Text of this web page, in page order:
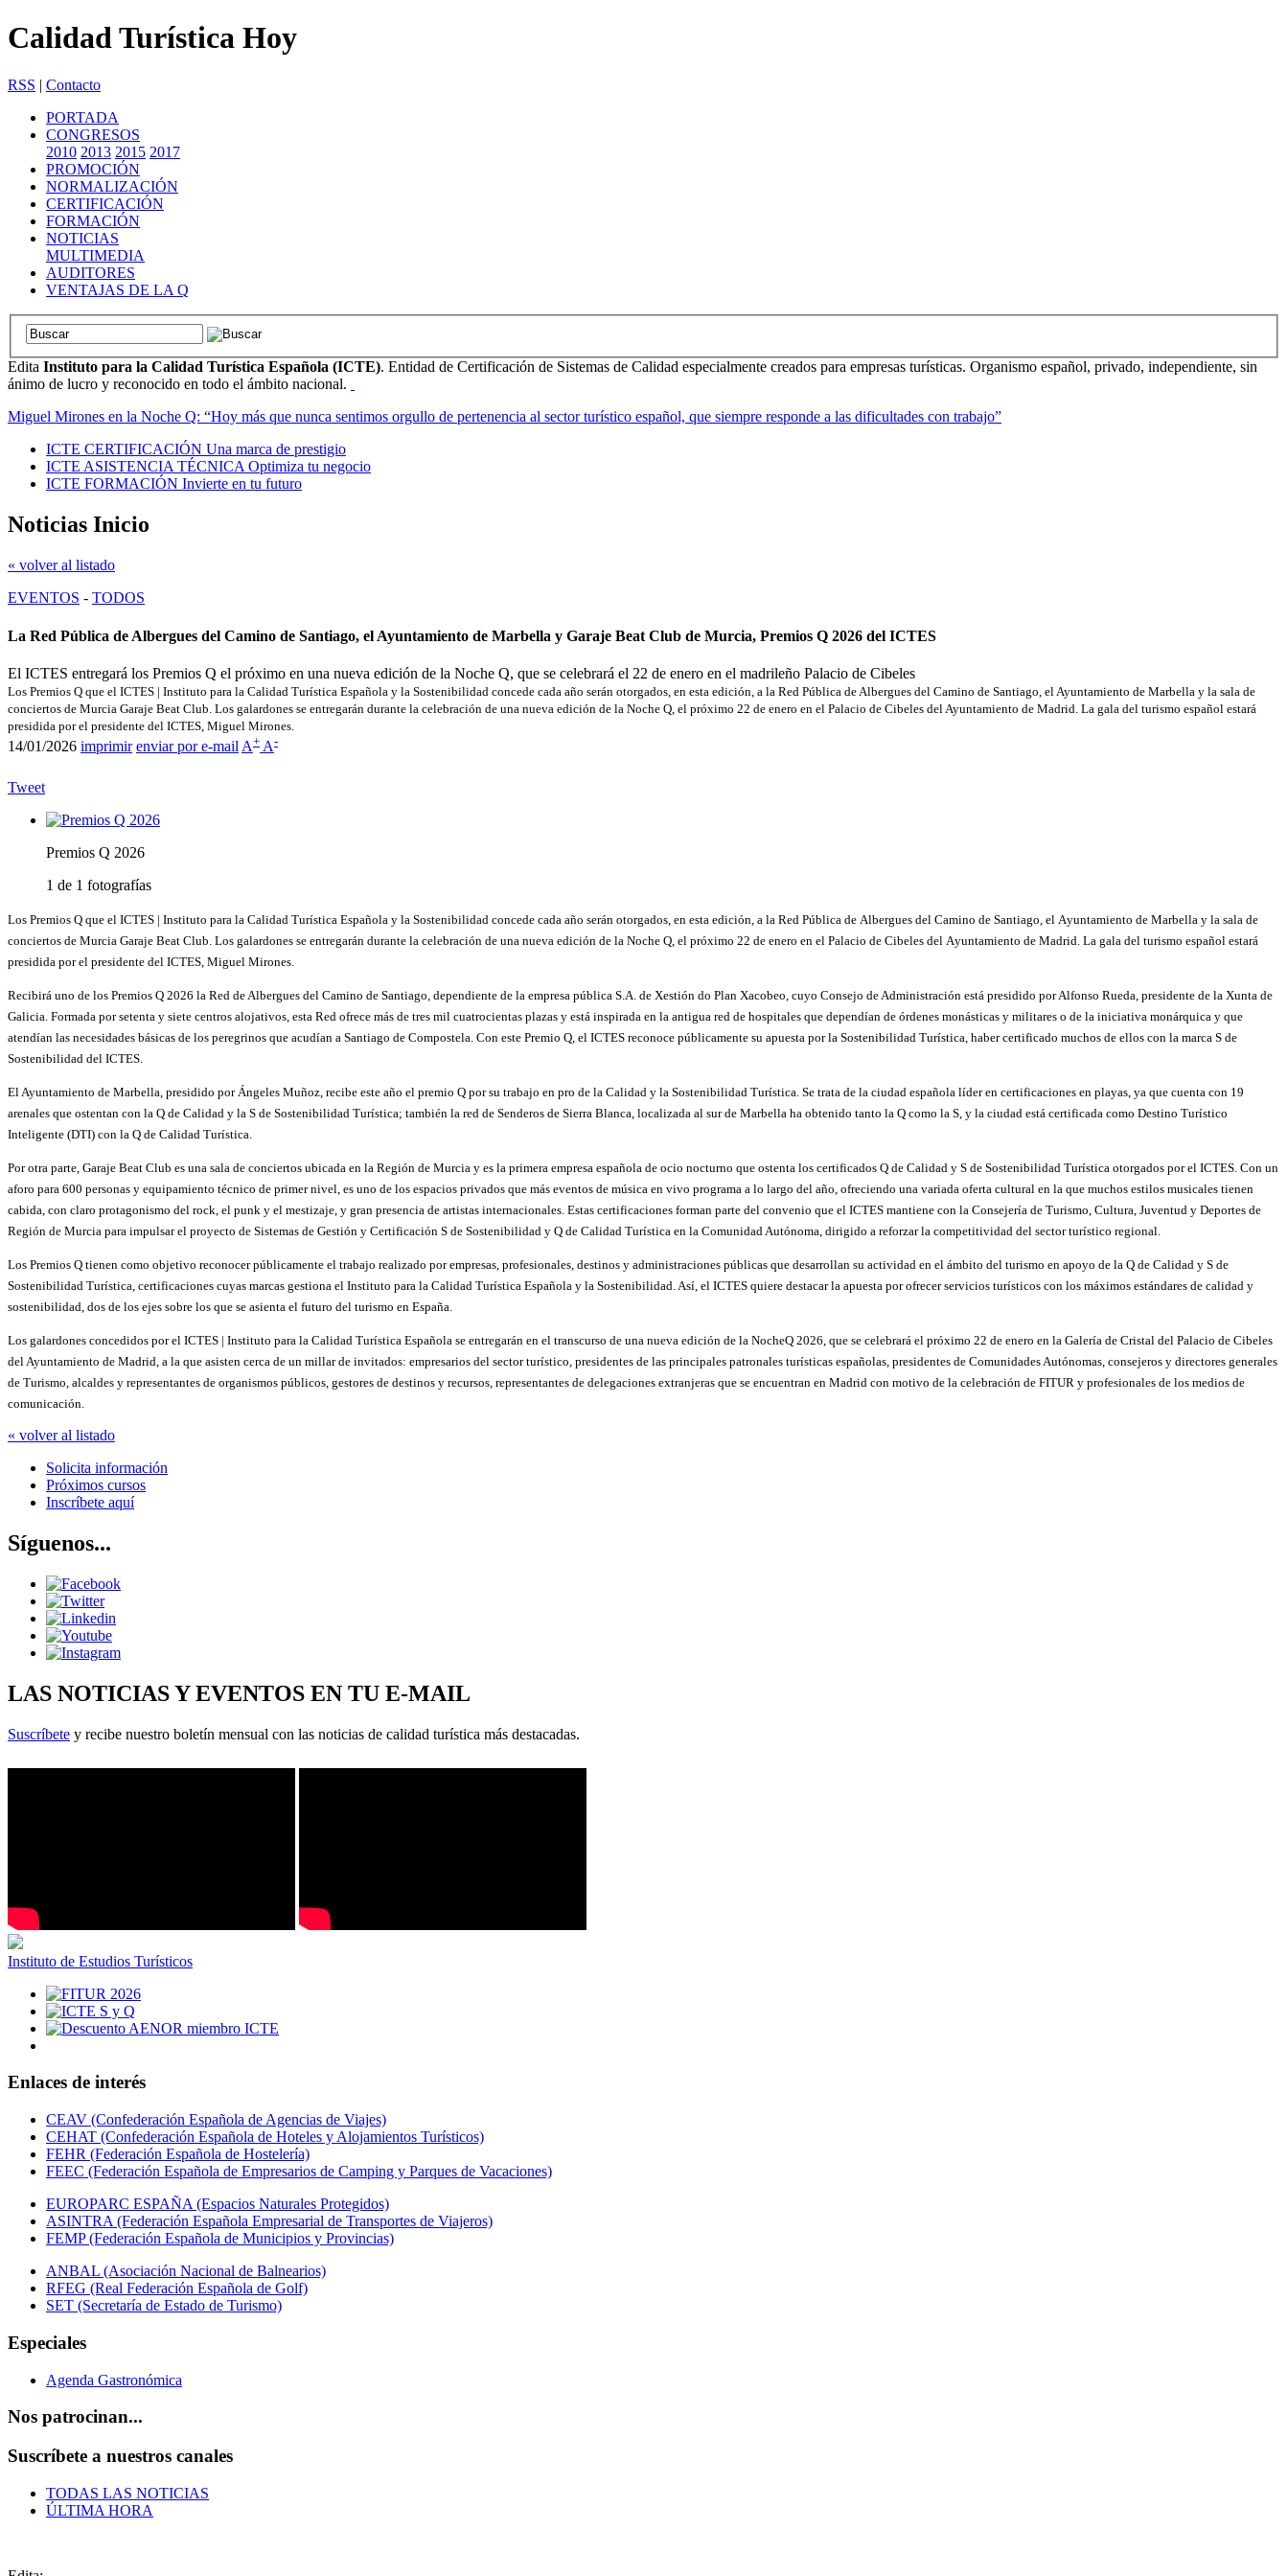
Calidad Turística Hoy
RSS | Contacto
PORTADA
CONGRESOS
2010 2013 2015 2017
PROMOCIÓN
NORMALIZACIÓN
CERTIFICACIÓN
FORMACIÓN
NOTICIAS
MULTIMEDIA
AUDITORES
VENTAJAS DE LA Q
Edita Instituto para la Calidad Turística Española (ICTE). Entidad de Certificación de Sistemas de Calidad especialmente creados para empresas turísticas. Organismo español, privado, independiente, sin
ánimo de lucro y reconocido en todo el ámbito nacional.
Miguel Mirones en la Noche Q: “Hoy más que nunca sentimos orgullo de pertenencia al sector turístico español, que siempre responde a las dificultades con trabajo”
ICTE CERTIFICACIÓN Una marca de prestigio
ICTE ASISTENCIA TÉCNICA Optimiza tu negocio
ICTE FORMACIÓN Invierte en tu futuro
Noticias Inicio
« volver al listado
EVENTOS - TODOS
La Red Pública de Albergues del Camino de Santiago, el Ayuntamiento de Marbella y Garaje Beat Club de Murcia, Premios Q 2026 del ICTES
El ICTES entregará los Premios Q el próximo en una nueva edición de la Noche Q, que se celebrará el 22 de enero en el madrileño Palacio de Cibeles
Los Premios Q que el ICTES | Instituto para la Calidad Turística Española y la Sostenibilidad concede cada año serán otorgados, en esta edición, a la Red Pública de Albergues del Camino de Santiago, el Ayuntamiento de Marbella y la sala de
conciertos de Murcia Garaje Beat Club. Los galardones se entregarán durante la celebración de una nueva edición de la Noche Q, el próximo 22 de enero en el Palacio de Cibeles del Ayuntamiento de Madrid. La gala del turismo español estará
presidida por el presidente del ICTES, Miguel Mirones.
14/01/2026 imprimir enviar por e-mail A+ A-
Tweet
Premios Q 2026
1 de 1 fotografías
Los Premios Q que el ICTES | Instituto para la Calidad Turística Española y la Sostenibilidad concede cada año serán otorgados, en esta edición, a la Red Pública de Albergues del Camino de Santiago, el Ayuntamiento de Marbella y la sala de
conciertos de Murcia Garaje Beat Club. Los galardones se entregarán durante la celebración de una nueva edición de la Noche Q, el próximo 22 de enero en el Palacio de Cibeles del Ayuntamiento de Madrid. La gala del turismo español estará
presidida por el presidente del ICTES, Miguel Mirones.
Recibirá uno de los Premios Q 2026 la Red de Albergues del Camino de Santiago, dependiente de la empresa pública S.A. de Xestión do Plan Xacobeo, cuyo Consejo de Administración está presidido por Alfonso Rueda, presidente de la Xunta de
Galicia. Formada por setenta y siete centros alojativos, esta Red ofrece más de tres mil cuatrocientas plazas y está inspirada en la antigua red de hospitales que dependían de órdenes monásticas y militares o de la iniciativa monárquica y que
atendían las necesidades básicas de los peregrinos que acudían a Santiago de Compostela. Con este Premio Q, el ICTES reconoce públicamente su apuesta por la Sostenibilidad Turística, haber certificado muchos de ellos con la marca S de
Sostenibilidad del ICTES.
El Ayuntamiento de Marbella, presidido por Ángeles Muñoz, recibe este año el premio Q por su trabajo en pro de la Calidad y la Sostenibilidad Turística. Se trata de la ciudad española líder en certificaciones en playas, ya que cuenta con 19
arenales que ostentan con la Q de Calidad y la S de Sostenibilidad Turística; también la red de Senderos de Sierra Blanca, localizada al sur de Marbella ha obtenido tanto la Q como la S, y la ciudad está certificada como Destino Turístico
Inteligente (DTI) con la Q de Calidad Turística.
Por otra parte, Garaje Beat Club es una sala de conciertos ubicada en la Región de Murcia y es la primera empresa española de ocio nocturno que ostenta los certificados Q de Calidad y S de Sostenibilidad Turística otorgados por el ICTES. Con un
aforo para 600 personas y equipamiento técnico de primer nivel, es uno de los espacios privados que más eventos de música en vivo programa a lo largo del año, ofreciendo una variada oferta cultural en la que muchos estilos musicales tienen
cabida, con claro protagonismo del rock, el punk y el mestizaje, y gran presencia de artistas internacionales. Estas certificaciones forman parte del convenio que el ICTES mantiene con la Consejería de Turismo, Cultura, Juventud y Deportes de
Región de Murcia para impulsar el proyecto de Sistemas de Gestión y Certificación S de Sostenibilidad y Q de Calidad Turística en la Comunidad Autónoma, dirigido a reforzar la competitividad del sector turístico regional.
Los Premios Q tienen como objetivo reconocer públicamente el trabajo realizado por empresas, profesionales, destinos y administraciones públicas que desarrollan su actividad en el ámbito del turismo en apoyo de la Q de Calidad y S de
Sostenibilidad Turística, certificaciones cuyas marcas gestiona el Instituto para la Calidad Turística Española y la Sostenibilidad. Así, el ICTES quiere destacar la apuesta por ofrecer servicios turísticos con los máximos estándares de calidad y
sostenibilidad, dos de los ejes sobre los que se asienta el futuro del turismo en España.
Los galardones concedidos por el ICTES | Instituto para la Calidad Turística Española se entregarán en el transcurso de una nueva edición de la NocheQ 2026, que se celebrará el próximo 22 de enero en la Galería de Cristal del Palacio de Cibeles
del Ayuntamiento de Madrid, a la que asisten cerca de un millar de invitados: empresarios del sector turístico, presidentes de las principales patronales turísticas españolas, presidentes de Comunidades Autónomas, consejeros y directores generales
de Turismo, alcaldes y representantes de organismos públicos, gestores de destinos y recursos, representantes de delegaciones extranjeras que se encuentran en Madrid con motivo de la celebración de FITUR y profesionales de los medios de
comunicación.
« volver al listado
Solicita información
Próximos cursos
Inscríbete aquí
Síguenos...
LAS NOTICIAS Y EVENTOS EN TU E-MAIL
Suscríbete y recibe nuestro boletín mensual con las noticias de calidad turística más destacadas.
Instituto de Estudios Turísticos
Enlaces de interés
CEAV (Confederación Española de Agencias de Viajes)
CEHAT (Confederación Española de Hoteles y Alojamientos Turísticos)
FEHR (Federación Española de Hostelería)
FEEC (Federación Española de Empresarios de Camping y Parques de Vacaciones)
EUROPARC ESPAÑA (Espacios Naturales Protegidos)
ASINTRA (Federación Española Empresarial de Transportes de Viajeros)
FEMP (Federación Española de Municipios y Provincias)
ANBAL (Asociación Nacional de Balnearios)
RFEG (Real Federación Española de Golf)
SET (Secretaría de Estado de Turismo)
Especiales
Agenda Gastronómica
Nos patrocinan...
Suscríbete a nuestros canales
TODAS LAS NOTICIAS
ÚLTIMA HORA